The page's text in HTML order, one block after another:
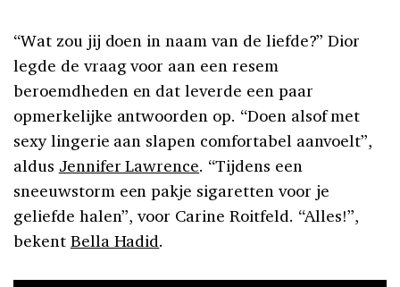
“Wat zou jij doen in naam van de liefde?” Dior
legde de vraag voor aan een resem
beroemdheden en dat leverde een paar
opmerkelijke antwoorden op. “Doen alsof met
sexy lingerie aan slapen comfortabel aanvoelt”,
aldus Jennifer Lawrence. “Tijdens een
sneeuwstorm een pakje sigaretten voor je
geliefde halen”, voor Carine Roitfeld. “Alles!”,
bekent Bella Hadid.